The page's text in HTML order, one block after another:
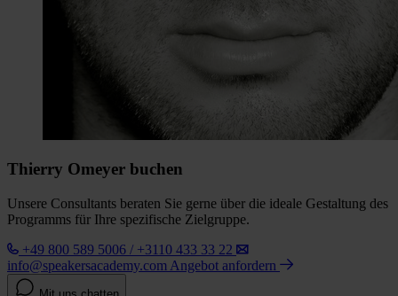
Thierry Omeyer buchen
Unsere Consultants beraten Sie gerne über die ideale Gestaltung des
Programms für Ihre spezifische Zielgruppe.
+49 800 589 5006 / +3110 433 33 22
info@speakersacademy.com Angebot anfordern